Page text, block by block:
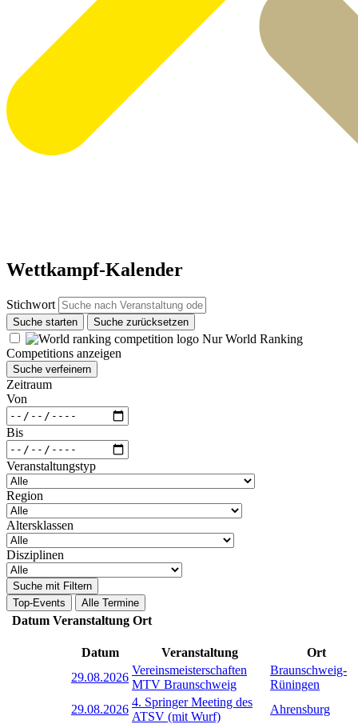
Wettkampf-Kalender
Stichwort
Suche starten Suche zurücksetzen
Nur World Ranking
Competitions anzeigen
Suche verfeinern
Zeitraum
Von
Bis
Veranstaltungstyp
Region
Altersklassen
Disziplinen
Suche mit Filtern
Top-Events
Alle Termine
Datum Veranstaltung Ort
Datum Veranstaltung
Ort
29.08.2026
Vereinsmeisterschaften
MTV Braunschweig
Braunschweig-
Rüningen
29.08.2026
4. Springer Meeting des
ATSV (mit Wurf)
Ahrensburg